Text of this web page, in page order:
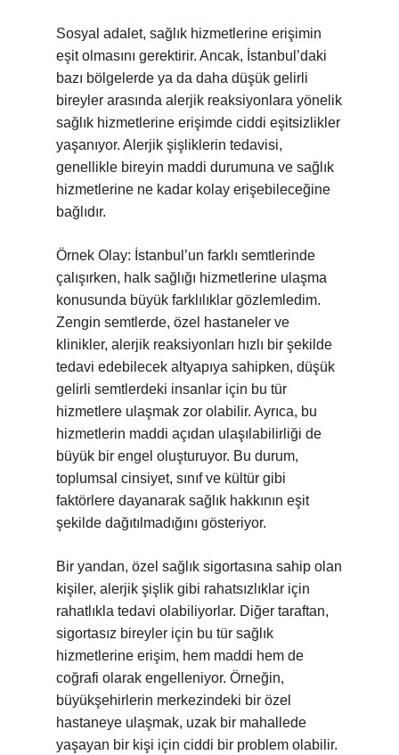
Sosyal adalet, sağlık hizmetlerine erişimin
eşit olmasını gerektirir. Ancak, İstanbul’daki
bazı bölgelerde ya da daha düşük gelirli
bireyler arasında alerjik reaksiyonlara yönelik
sağlık hizmetlerine erişimde ciddi eşitsizlikler
yaşanıyor. Alerjik şişliklerin tedavisi,
genellikle bireyin maddi durumuna ve sağlık
hizmetlerine ne kadar kolay erişebileceğine
bağlıdır.
Örnek Olay: İstanbul’un farklı semtlerinde
çalışırken, halk sağlığı hizmetlerine ulaşma
konusunda büyük farklılıklar gözlemledim.
Zengin semtlerde, özel hastaneler ve
klinikler, alerjik reaksiyonları hızlı bir şekilde
tedavi edebilecek altyapıya sahipken, düşük
gelirli semtlerdeki insanlar için bu tür
hizmetlere ulaşmak zor olabilir. Ayrıca, bu
hizmetlerin maddi açıdan ulaşılabilirliği de
büyük bir engel oluşturuyor. Bu durum,
toplumsal cinsiyet, sınıf ve kültür gibi
faktörlere dayanarak sağlık hakkının eşit
şekilde dağıtılmadığını gösteriyor.
Bir yandan, özel sağlık sigortasına sahip olan
kişiler, alerjik şişlik gibi rahatsızlıklar için
rahatlıkla tedavi olabiliyorlar. Diğer taraftan,
sigortasız bireyler için bu tür sağlık
hizmetlerine erişim, hem maddi hem de
coğrafi olarak engelleniyor. Örneğin,
büyükşehirlerin merkezindeki bir özel
hastaneye ulaşmak, uzak bir mahallede
yaşayan bir kişi için ciddi bir problem olabilir.